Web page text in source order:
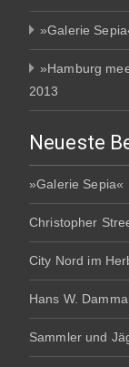
»Galerie
»Hamburg
2013
Neueste
»Galerie Sepia«
Christopher
City Nord im
Hans W.
Sammler und